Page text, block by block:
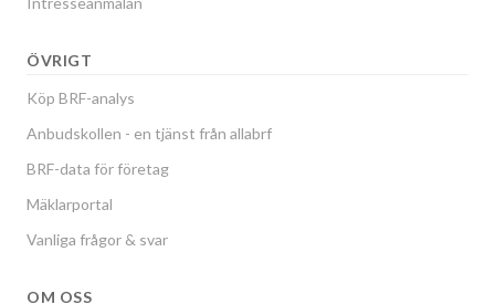
ÖVRIGT
Köp BRF-analys
Anbudskollen - en tjänst från allabrf
BRF-data för företag
Mäklarportal
Vanliga frågor & svar
OM OSS